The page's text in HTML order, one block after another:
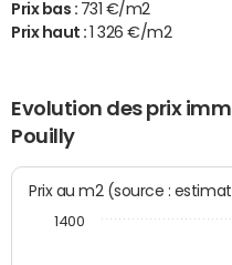
Prix bas : 731 €/m2
Prix haut :
1 326 €/m2
Evolution des prix
Pouilly
Prix au m2 (source :
1400